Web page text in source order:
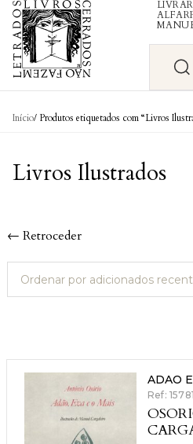
Skip to content
Início/ Produtos etiquetados com “Livros
Livros Ilustrados
← Retroceder
ADAO
Ref: 15781